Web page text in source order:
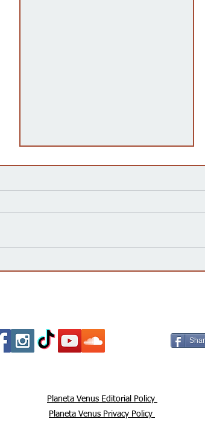
Victoria, rechazando la
Planeta Venus Privacy Policy
Planeta Venus Editorial Policy